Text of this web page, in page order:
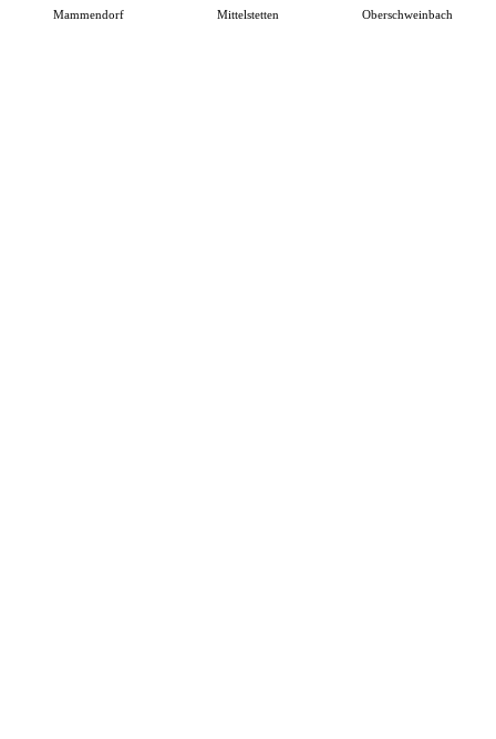
Mammendorf Mittelstetten Oberschweinbach